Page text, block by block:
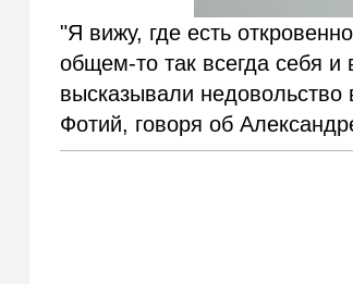
"Я вижу, где есть
общем-то так всегда себя
высказывали
Фотий, говоря об